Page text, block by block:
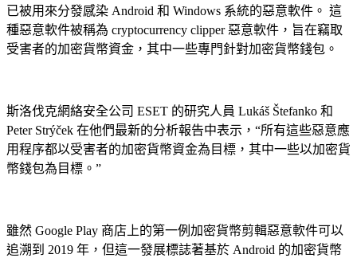
已被用來分發感染 Android 和 Windows 系統的惡意軟件。 這
種惡意軟件被稱為 cryptocurrency clipper 惡意軟件，旨在竊取
受害者的加密貨幣資金，其中一些專門針對加密貨幣錢包。
斯洛伐克網絡安全公司 ESET 的研究人員 Lukáš Štefanko 和
Peter Strýček 在他們最新的分析報告中表示，“所有這些惡意應
用程序都以受害者的加密貨幣資金為目標，其中一些以加密貨
幣錢包為目標。”
雖然 Google Play 商店上的第一例加密貨幣剪輯惡意軟件可以
追溯到 2019 年，但這一發展標誌著基於 Android 的加密貨幣